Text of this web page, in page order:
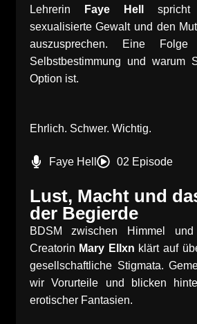
Lehrerin
Faye Hell
spricht
sexualisierte Gewalt und den
auszusprechen. Eine
Selbstbestimmung und warum
Option ist.
Ehrlich. Schwer. Wichtig.
Faye Hell 02 Episode
Lust, Macht und
der Begierde
BDSM zwischen Himmel
Creatorin Mary Ellxn klärt auf
gesellschaftliche Stigmata.
wir Vorurteile und blicken
erotischer Fantasien.